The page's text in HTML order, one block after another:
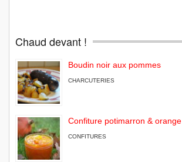
Chaud devant !
Boudin noir aux pommes
CHARCUTERIES
Confiture potimarron & orange
CONFITURES